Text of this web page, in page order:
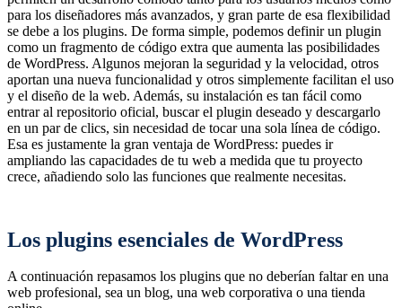
para los diseñadores más avanzados, y gran parte de esa flexibilidad
se debe a los plugins. De forma simple, podemos definir un plugin
como un fragmento de código extra que aumenta las posibilidades
de WordPress. Algunos mejoran la seguridad y la velocidad, otros
aportan una nueva funcionalidad y otros simplemente facilitan el uso
y el diseño de la web. Además, su instalación es tan fácil como
entrar al repositorio oficial, buscar el plugin deseado y descargarlo
en un par de clics, sin necesidad de tocar una sola línea de código.
Esa es justamente la gran ventaja de WordPress: puedes ir
ampliando las capacidades de tu web a medida que tu proyecto
crece, añadiendo solo las funciones que realmente necesitas.
Los plugins esenciales de WordPress
A continuación repasamos los plugins que no deberían faltar en una
web profesional, sea un blog, una web corporativa o una tienda